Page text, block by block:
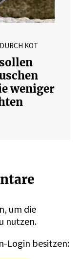
KOT
weniger
um die
nutzen.
Login besitzen: